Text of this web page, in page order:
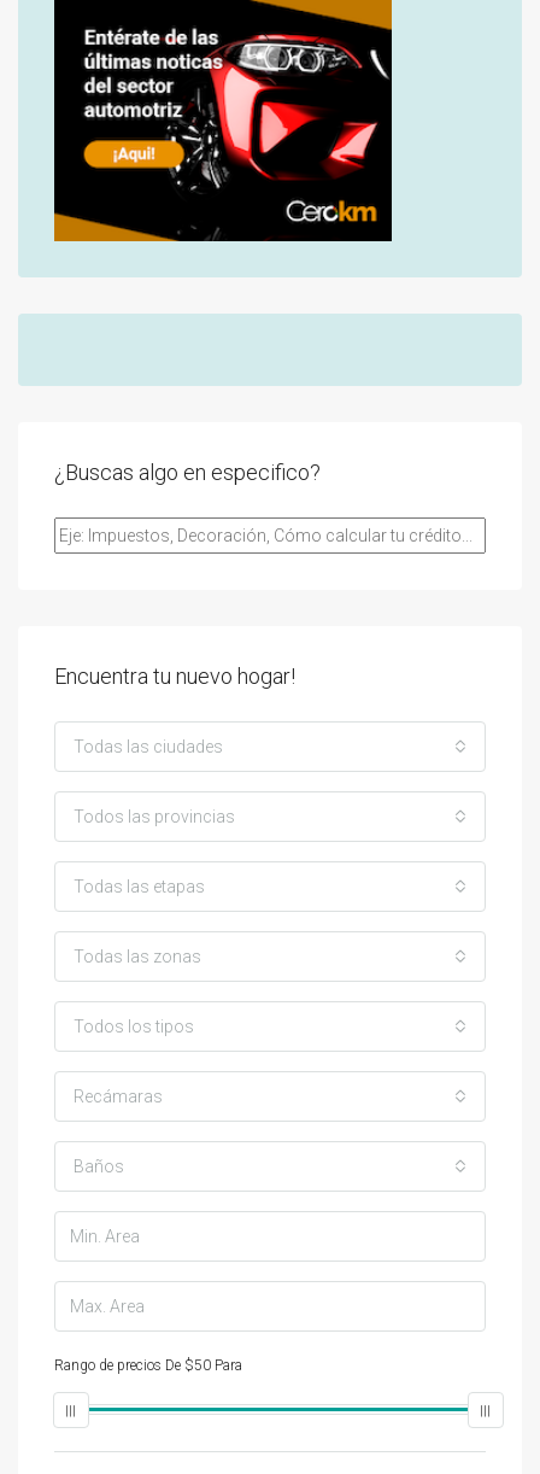
¿Buscas algo en especifico?
Encuentra tu nuevo hogar!
Todas las ciudades
Todos las provincias
Todas las etapas
Todas las zonas
Todos los tipos
Recámaras
Baños
Rango de precios De $50 Para